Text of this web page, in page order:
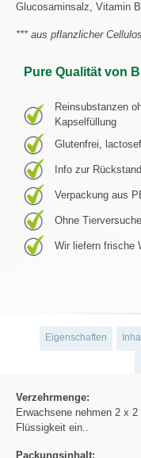
Glucosaminsalz, Vitamin
*** aus pflanzlicher
Pure Qualität von
Reinsubstanzen
Kapselfüllung
Glutenfrei,
Info zur
Verpackung aus
Ohne Tierversuche
Wir liefern frische
Eigenschaften
Verzehrmenge:
Erwachsene nehmen 2 x
Flüssigkeit ein..
Packungsinhalt: